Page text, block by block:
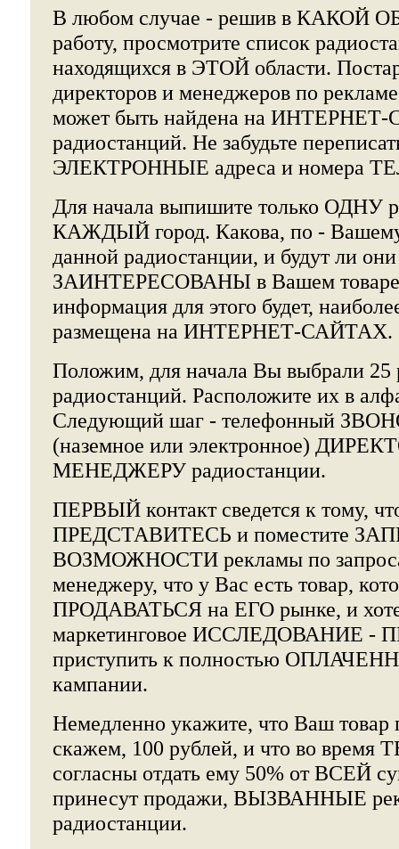
В любом случае - решив в КАКОЙ
работу, просмотрите список
находящихся в ЭТОЙ области.
директоров и менеджеров по
может быть найдена на
радиостанций. Не забудьте
ЭЛЕКТРОННЫЕ адреса и номера
Для начала выпишите только ОДНУ
КАЖДЫЙ город. Какова, по -
данной радиостанции, и будут ли они
ЗАИНТЕРЕСОВАНЫ в Вашем
информация для этого будет,
размещена на ИНТЕРНЕТ-САЙТАХ.
Положим, для начала Вы выбрали 25
радиостанций. Расположите их в
Следующий шаг - телефонный
(наземное или электронное)
МЕНЕДЖЕРУ радиостанции.
ПЕРВЫЙ контакт сведется к тому,
ПРЕДСТАВИТЕСЬ и поместите
ВОЗМОЖНОСТИ рекламы по
менеджеру, что у Вас есть товар,
ПРОДАВАТЬСЯ на ЕГО рынке, и
маркетинговое ИССЛЕДОВАНИЕ -
приступить к полностью
кампании.
Немедленно укажите, что Ваш товар
скажем, 100 рублей, и что во
согласны отдать ему 50% от ВСЕЙ
принесут продажи, ВЫЗВАННЫЕ
радиостанции.